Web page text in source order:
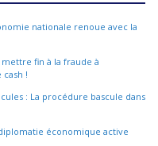
nationale renoue avec la
fin à la fraude à
!
: La procédure bascule dans
économique active